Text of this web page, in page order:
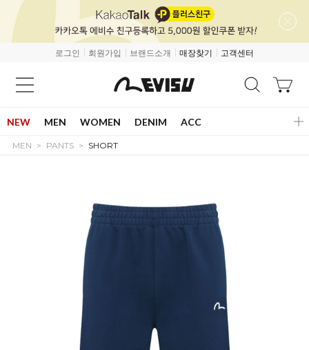
로그인 회원가입 브랜드소개 매장찾기 고객센터
NEW MEN WOMEN DENIM ACC
MEN PANTS SHORT